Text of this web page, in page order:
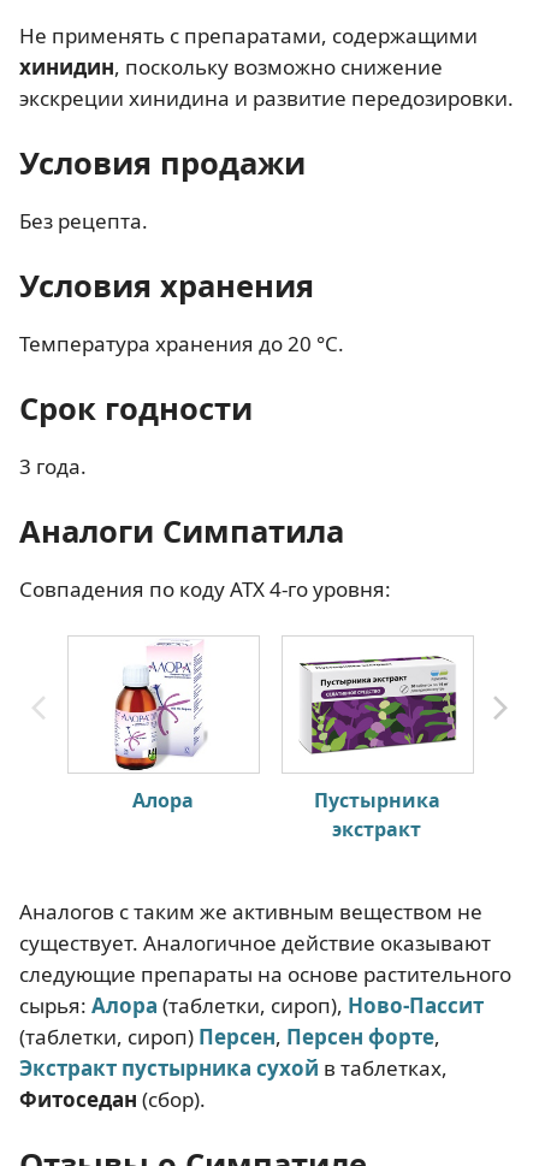
Не применять с препаратами, содержащими
хинидин, поскольку возможно снижение
экскреции хинидина и развитие передозировки.
Условия продажи
Без рецепта.
Условия хранения
Температура хранения до 20 °C.
Срок годности
3 года.
Аналоги Симпатила
Совпадения по коду АТХ 4-го уровня:
Алора
Пустырника
экстракт
Аналогов с таким же активным веществом не
существует. Аналогичное действие оказывают
следующие препараты на основе растительного
сырья: Алора (таблетки, сироп), Ново-Пассит
(таблетки, сироп) Персен, Персен форте,
Экстракт пустырника сухой в таблетках,
Фитоседан (сбор).